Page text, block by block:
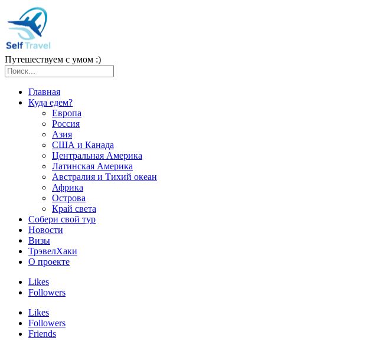
Путешествуем с умом :)
Главная
Куда едем?
Европа
Россия
Азия
США и Канада
Центральная Америка
Латинская Америка
Австралия и Тихий океан
Африка
Острова
Край света
Собери свой тур
Новости
Визы
ТрэвелХаки
О проекте
Likes
Followers
Likes
Followers
Friends